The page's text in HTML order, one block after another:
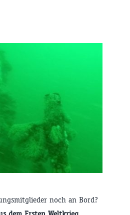
noch an Bord?